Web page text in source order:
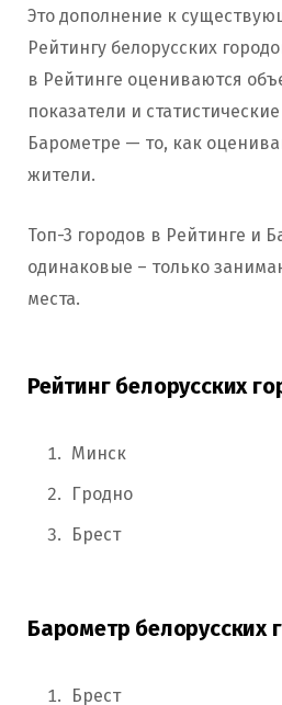
Это дополнение к
Рейтингу белорусских
в Рейтинге оцениваются
показатели и
Барометре — то, как
жители.
Топ-3 городов в Рейтинге и
одинаковые – только
места.
Рейтинг белорусских
Минск
Гродно
Брест
Барометр белорусских
Брест